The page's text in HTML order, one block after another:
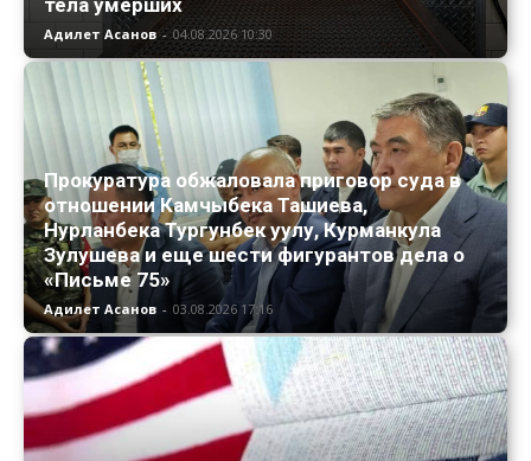
Адилет Асанов - 04.08.2026 10:30
Прокуратура обжаловала приговор суда в
отношении Камчыбека Ташиева,
Нурланбека Тургунбек уулу, Курманкула
Зулушева и еще шести фигурантов дела о
«Письме 75»
Адилет Асанов - 03.08.2026 17:16